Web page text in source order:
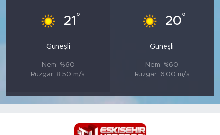
21 °
Güneşli
Nem: %60
Rüzgar: 8.50 m/s
20°
Güneşli
Nem: %60
Rüzgar: 6.00 m/s